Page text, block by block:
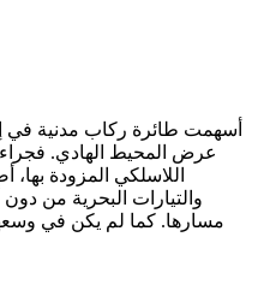
أسهمت طائرة ركاب مدنية
عرض المحيط الهادي.
اللاسلكي المزودة بها،
والتيارات البحرية من
مسارها. كما لم يكن في